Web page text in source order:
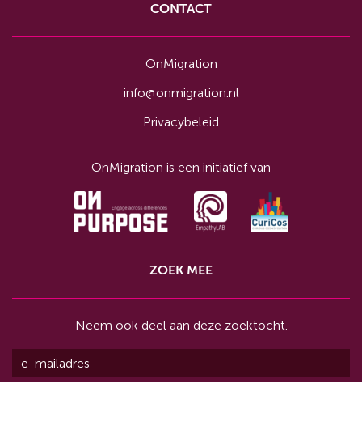
CONTACT
OnMigration
info@onmigration.nl
Privacybeleid
OnMigration is een initiatief van
ZOEK MEE
Neem ook deel aan deze zoektocht.